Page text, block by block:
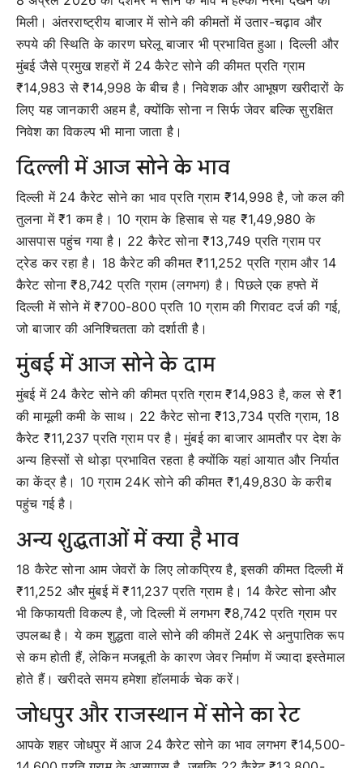
मिली। अंतरराष्ट्रीय बाजार में सोने की कीमतों में उतार-चढ़ाव और
रुपये की स्थिति के कारण घरेलू बाजार भी प्रभावित हुआ। दिल्ली और
मुंबई जैसे प्रमुख शहरों में 24 कैरेट सोने की कीमत प्रति ग्राम
₹14,983 से ₹14,998 के बीच है। निवेशक और आभूषण खरीदारों के
लिए यह जानकारी अहम है, क्योंकि सोना न सिर्फ जेवर बल्कि सुरक्षित
निवेश का विकल्प भी माना जाता है।
दिल्ली में आज सोने के भाव
दिल्ली में 24 कैरेट सोने का भाव प्रति ग्राम ₹14,998 है, जो कल की
तुलना में ₹1 कम है। 10 ग्राम के हिसाब से यह ₹1,49,980 के
आसपास पहुंच गया है। 22 कैरेट सोना ₹13,749 प्रति ग्राम पर
ट्रेड कर रहा है। 18 कैरेट की कीमत ₹11,252 प्रति ग्राम और 14
कैरेट सोना ₹8,742 प्रति ग्राम (लगभग) है। पिछले एक हफ्ते में
दिल्ली में सोने में ₹700-800 प्रति 10 ग्राम की गिरावट दर्ज की गई,
जो बाजार की अनिश्चितता को दर्शाती है।
मुंबई में आज सोने के दाम
मुंबई में 24 कैरेट सोने की कीमत प्रति ग्राम ₹14,983 है, कल से ₹1
की मामूली कमी के साथ। 22 कैरेट सोना ₹13,734 प्रति ग्राम, 18
कैरेट ₹11,237 प्रति ग्राम पर है। मुंबई का बाजार आमतौर पर देश के
अन्य हिस्सों से थोड़ा प्रभावित रहता है क्योंकि यहां आयात और निर्यात
का केंद्र है। 10 ग्राम 24K सोने की कीमत ₹1,49,830 के करीब
पहुंच गई है।
अन्य शुद्धताओं में क्या है भाव
18 कैरेट सोना आम जेवरों के लिए लोकप्रिय है, इसकी कीमत दिल्ली में
₹11,252 और मुंबई में ₹11,237 प्रति ग्राम है। 14 कैरेट सोना और
भी किफायती विकल्प है, जो दिल्ली में लगभग ₹8,742 प्रति ग्राम पर
उपलब्ध है। ये कम शुद्धता वाले सोने की कीमतें 24K से अनुपातिक रूप
से कम होती हैं, लेकिन मजबूती के कारण जेवर निर्माण में ज्यादा इस्तेमाल
होते हैं। खरीदते समय हमेशा हॉलमार्क चेक करें।
जोधपुर और राजस्थान में सोने का रेट
आपके शहर जोधपुर में आज 24 कैरेट सोने का भाव लगभग ₹14,500-